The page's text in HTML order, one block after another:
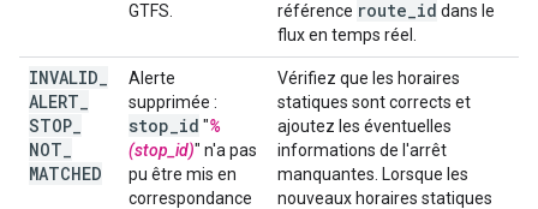
GTFS.
référence route id dans le
flux en temps réel.
INVALID
ALERT
STOP
NOT
MATCHED
Alerte
supprimée :
stop id "%
(stop_id)" n'a pas
pu être mis en
correspondance
Vérifiez que les horaires
statiques sont corrects et
ajoutez les éventuelles
informations de l'arrêt
manquantes. Lorsque les
nouveaux horaires statiques